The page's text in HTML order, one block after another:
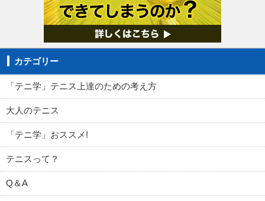
カテゴリー
「テニ学」テニス上達のための考え方
大人のテニス
「テニ学」おススメ!
テニスって？
Q＆A